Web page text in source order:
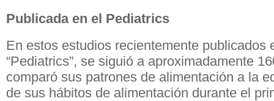
Publicada en el Pediatrics
En estos estudios recientemente publicados
“Pediatrics”, se siguió a aproximadamente
comparó sus patrones de alimentación a la
de sus hábitos de alimentación durante el